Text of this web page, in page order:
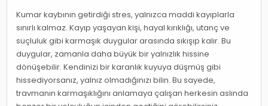
Kumar kaybının getirdiği stres, yalnızca maddi kayıplarla
sınırlı kalmaz. Kayıp yaşayan kişi, hayal kırıklığı, utanç ve
suçluluk gibi karmaşık duygular arasında sıkışıp kalır. Bu
duygular, zamanla daha büyük bir yalnızlık hissine
dönüşebilir. Kendinizi bir karanlık kuyuya düşmüş gibi
hissediyorsanız, yalnız olmadığınızı bilin. Bu sayede,
travmanın karmaşıklığını anlamaya çalışan herkesin aslında